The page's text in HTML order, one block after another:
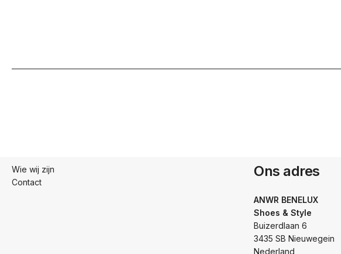
Wie wij zijn
Contact
Ons adres
ANWR BENELUX
Shoes & Style
Buizerdlaan 6
3435 SB Nieuwegein
Nederland